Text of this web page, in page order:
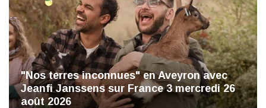
"Nos terres inconnues" en Aveyron avec
Jeanfi Janssens sur France 3 mercredi 26
août 2026